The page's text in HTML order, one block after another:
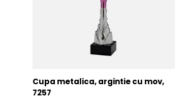
Cupa metalica, argintie cu mov,
7257